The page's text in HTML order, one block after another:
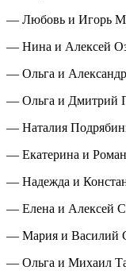
— Любовь и Игорь
— Нина и Алексей
— Ольга и
— Ольга и Дмитрий
— Наталия
— Екатерина и
— Надежда и
— Елена и Алексей
— Мария и Василий
— Ольга и Михаил